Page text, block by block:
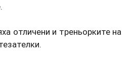
отличени и треньорките на